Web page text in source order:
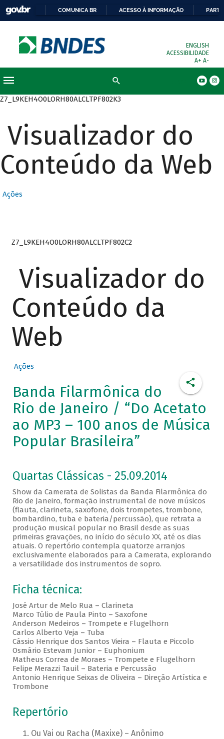
COMUNICA BR ACESSO À INFORMAÇÃO
ENGLISH
ACESSIBILIDADE
A+ A-
Z7_L9KEH4O0LORH80ALCLTPF802K3
Visualizador do
Conteúdo da Web
Ações
Z7_L9KEH4O0LORH80ALCLTPF802C2
Visualizador do
Conteúdo da
Web
Ações
Banda Filarmônica do
Rio de Janeiro / “Do Acetato
ao MP3 – 100 anos de Música
Popular Brasileira”
Quartas Clássicas - 25.09.2014
Show da Camerata de Solistas da Banda Filarmônica do
Rio de Janeiro, formação instrumental de nove músicos
(flauta, clarineta, saxofone, dois trompetes, trombone,
bombardino, tuba e bateria/percussão), que retrata a
produção musical popular no Brasil desde as suas
primeiras gravações, no início do século XX, até os dias
atuais. O repertório contempla quatorze arranjos
exclusivamente elaborados para a Camerata, explorando
a versatilidade dos instrumentos de sopro.
Ficha técnica:
José Artur de Melo Rua – Clarineta
Marco Túlio de Paula Pinto – Saxofone
Anderson Medeiros – Trompete e Flugelhorn
Carlos Alberto Veja – Tuba
Cássio Henrique dos Santos Vieira – Flauta e Piccolo
Osmário Estevam Junior – Euphonium
Matheus Correa de Moraes – Trompete e Flugelhorn
Felipe Merazzi Tauil – Bateria e Percussão
Antonio Henrique Seixas de Oliveira – Direção Artística e
Trombone
Repertório
Ou Vai ou Racha (Maxixe) – Anônimo